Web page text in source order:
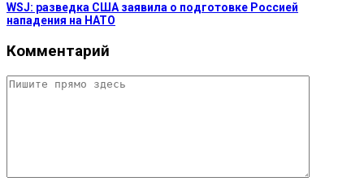
WSJ: разведка США заявила о подготовке Россией
нападения на НАТО
Комментарий